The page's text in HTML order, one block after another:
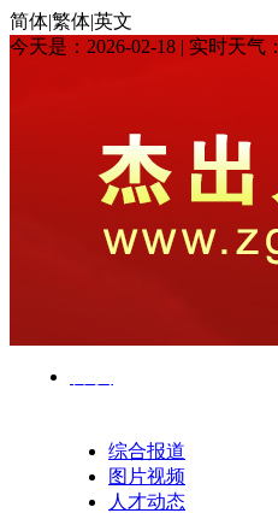
简体|繁体|英文
今天是：2026-02-18 | 实时天气：
综合报道
图片视频
人才动态